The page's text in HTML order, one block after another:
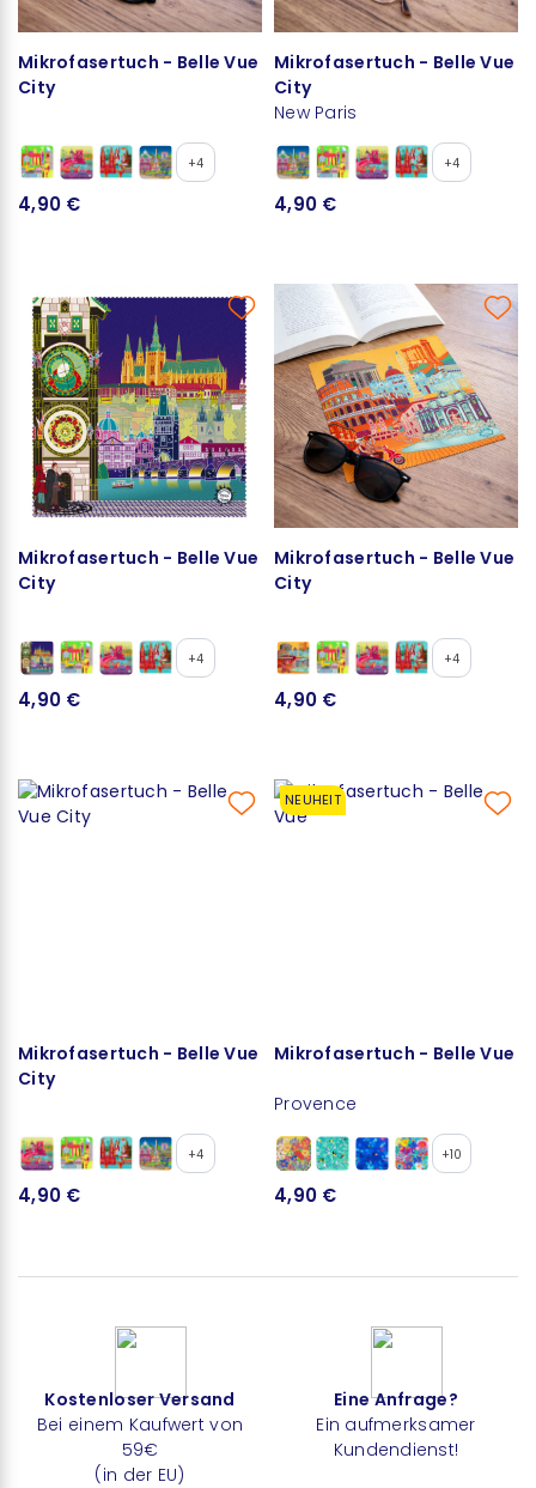
Mikrofasertuch - Belle Vue
City
+4
4,90 €
Mikrofasertuch - Belle Vue
City
New Paris
+4
4,90 €
Mikrofasertuch - Belle Vue
City
+4
4,90 €
Mikrofasertuch - Belle Vue
City
+4
4,90 €
Mikrofasertuch - Belle Vue
City
+4
4,90 €
NEUHEIT
Mikrofasertuch - Belle Vue
Provence
+10
4,90 €
Kostenloser Versand
Bei einem Kaufwert von
59€
(in der EU)
Eine Anfrage?
Ein aufmerksamer
Kundendienst!